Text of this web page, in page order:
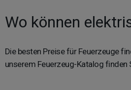
Wo können
Die besten Preise für Feuerzeuge
unserem Feuerzeug-Katalog finden